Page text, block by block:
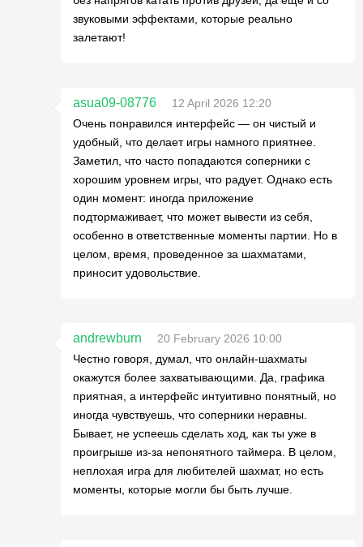
звуковыми эффектами, которые реально
залетают!
asua09-08776
12 April 2026 12:20
Очень понравился интерфейс — он чистый и
удобный, что делает игры намного приятнее.
Заметил, что часто попадаются соперники с
хорошим уровнем игры, что радует. Однако есть
один момент: иногда приложение
подтормаживает, что может вывести из себя,
особенно в ответственные моменты партии. Но в
целом, время, проведенное за шахматами,
приносит удовольствие.
andrewburn
20 February 2026 10:00
Честно говоря, думал, что онлайн-шахматы
окажутся более захватывающими. Да, графика
приятная, а интерфейс интуитивно понятный, но
иногда чувствуешь, что соперники неравны.
Бывает, не успеешь сделать ход, как ты уже в
проигрыше из-за непонятного таймера. В целом,
неплохая игра для любителей шахмат, но есть
моменты, которые могли бы быть лучше.